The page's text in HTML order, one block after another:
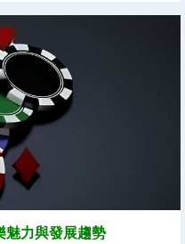
力與發展趨勢